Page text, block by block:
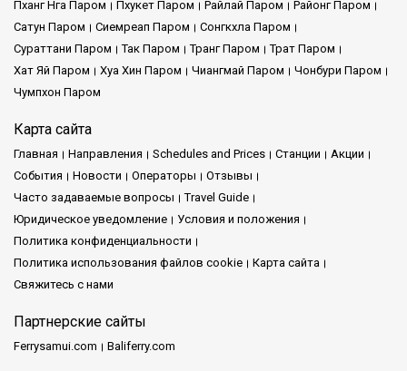
Пханг Нга Паром
Пхукет Паром Райлай Паром
Районг Паром
Сатун Паром
Сиемреап Паром
Сонгкхла Паром
Сураттани Паром
Так Паром Транг Паром
Трат Паром
Хат Яй Паром
Хуа Хин Паром Чиангмай Паром
Чонбури Паром
Чумпхон Паром
Карта сайта
Главная Направления Schedules and Prices Cтанции
Акции
События
Новости Операторы
Отзывы
Часто задаваемые вопросы
Travel Guide
Юридическое уведомление
Условия и положения
Политика конфиденциальности
Политика использования файлов cookie
Карта сайта
Свяжитесь с нами
Партнерские сайты
Ferrysamui.com Baliferry.com